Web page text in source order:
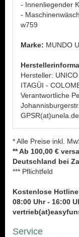
- Innenliegender
-
w759
Marke: MUNDO
Hersteller:
ITAGÜI -
Verantwortliche
GPSR(at)unela.de
* Alle Preise inkl.
** Ab 100,00 €
Deutschland bei
*** Pflichtfeld
Kostenlose
08:00 Uhr - 16:00
Service